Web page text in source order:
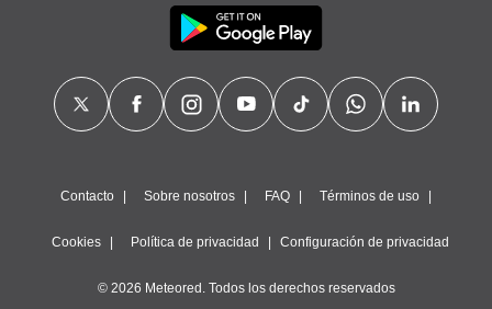
Contacto Sobre nosotros FAQ Términos de uso
Cookies Política de privacidad Configuración de privacidad
© 2026 Meteored. Todos los derechos reservados